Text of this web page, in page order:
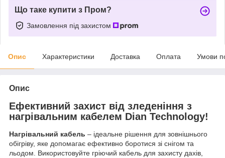
Що таке купити з Пром?
Замовлення під захистом
Опис Характеристики Доставка Оплата Умови
Опис
Ефективний захист від зледеніння з
нагрівальним кабелем Dian Technology!
Нагрівальний кабель – ідеальне рішення для зовнішнього
обігріву, яке допомагає ефективно боротися зі снігом та
льодом. Використовуйте гріючий кабель для захисту дахів,